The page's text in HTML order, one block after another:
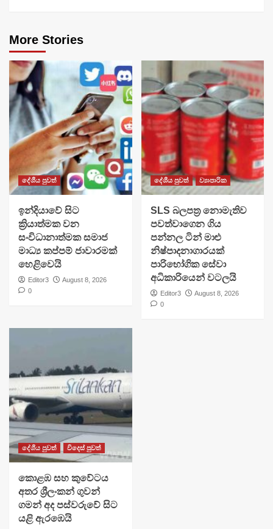
More Stories
දේශීය පුවත්
​ඉන්දියාවේ සිට
ක්‍රියාත්මක වන
සංවිධානාත්මක සමාජ
මාධ්‍ය කප්පම් ජාවාරමක්
හෙළිවෙයි
Editor3
August 8, 2026
0
දේශීය පුවත් ව්‍යාපාරික
SLS බලපත්‍ර නොමැතිව
පවත්වාගෙන ගිය
පන්නල ටින් මාළු
නිෂ්පාදනාගාරයක්
පාරිභෝගික සේවා
අධිකාරියෙන් වටලයි
Editor3
August 8, 2026
0
දේශීය පුවත් විදෙස් පුවත්
​කොළඹ සහ කුවේටය
අතර ශ්‍රීලංකන් ගුවන්
ගමන් අද පස්වරුවේ සිට
යළි ඇරඹෙයි